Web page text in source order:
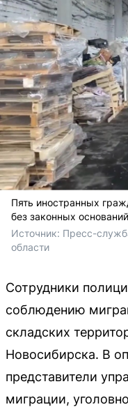
Пять иностранных
без законных оснований
Источник: Пресс-
области
Сотрудники
соблюдению
складских
Новосибирска. В
представители
миграции,